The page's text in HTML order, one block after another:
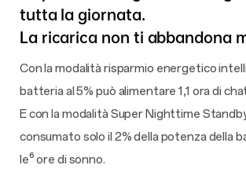
tutta la giornata.
La ricarica non ti abbandona
Con la modalità risparmio energetico
batteria al 5% può alimentare 1,1 ora di
E con la modalità Super Nighttime
consumato solo il 2% della potenza della
le⁶ ore di sonno.